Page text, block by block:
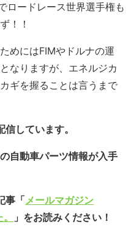
ロードレース世界選手権も
！！
めにはFIMやドルナの運
なりますが、エネルジカ
ギを握ることは言うまで
しています。
自動車パーツ情報が入手
事「メールマガジン
」をお読みください！